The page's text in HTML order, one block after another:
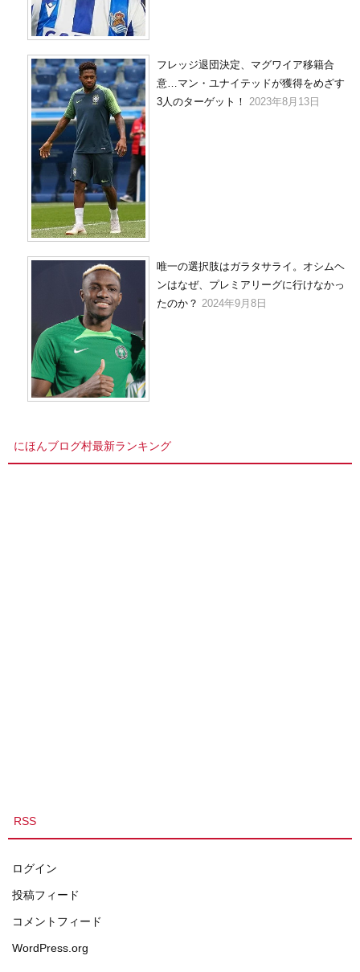
フレッジ退団決定、マグワイア移籍合
意…マン・ユナイテッドが獲得をめざす
3人のターゲット！ 2023年8月13日
唯一の選択肢はガラタサライ。オシムヘ
ンはなぜ、プレミアリーグに行けなかっ
たのか？ 2024年9月8日
にほんブログ村最新ランキング
RSS
ログイン
投稿フィード
コメントフィード
WordPress.org